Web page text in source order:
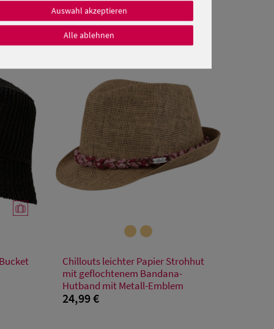
S L
Chillouts leichter Papier Strohhut
mit geflochtenem Bandana-
Hutband mit Metall-Emblem
24,99 €
Auswahl akzeptieren
Alle ablehnen